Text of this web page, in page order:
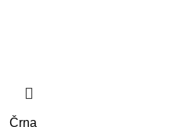
Črna